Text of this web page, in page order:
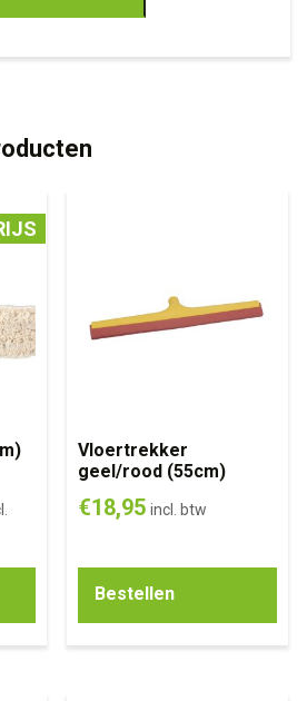
Vloertrekker
geel/rood (55cm)
€18,95 incl. btw
Bestellen